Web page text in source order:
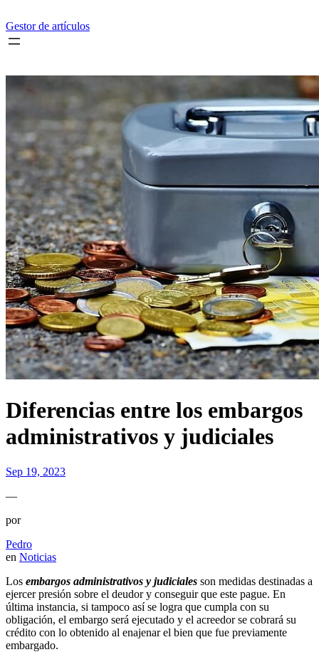
al
contenido
Gestor de artículos
Diferencias entre los embargos
administrativos y judiciales
Sep 19, 2023
—
por
Pedro
en Noticias
Los embargos administrativos y judiciales son medidas destinadas a
ejercer presión sobre el deudor y conseguir que este pague. En
última instancia, si tampoco así se logra que cumpla con su
obligación, el embargo será ejecutado y el acreedor se cobrará su
crédito con lo obtenido al enajenar el bien que fue previamente
embargado.